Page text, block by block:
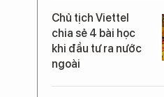
Chủ tịch Viettel
chia sẻ 4 bài học
khi đầu tư ra nước
ngoài